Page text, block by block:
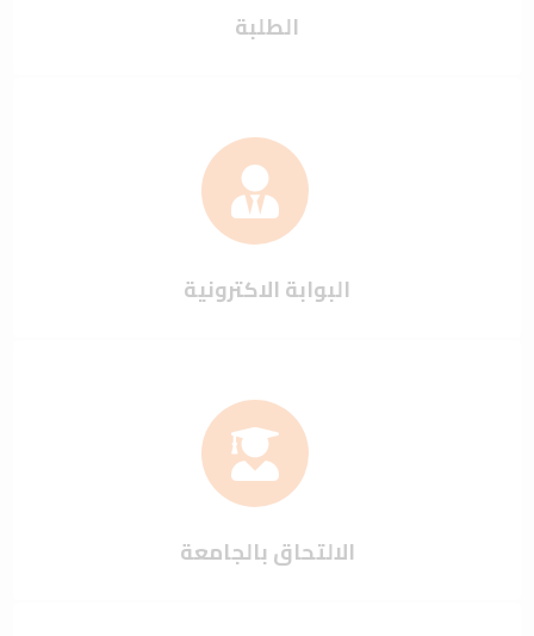
الطلبة
البوابة الاكترونية
الالتحاق بالجامعة